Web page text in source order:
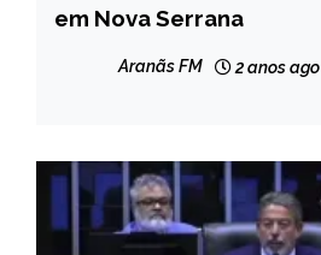
GERAIS
NOTÍCIAS
em Nova Serrana
Aranãs FM 2 anos ago